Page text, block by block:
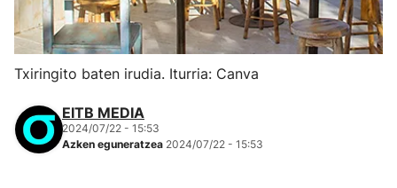
Txiringito baten irudia. Iturria: Canva
EITB MEDIA
2024/07/22 - 15:53
Azken eguneratzea 2024/07/22 - 15:53